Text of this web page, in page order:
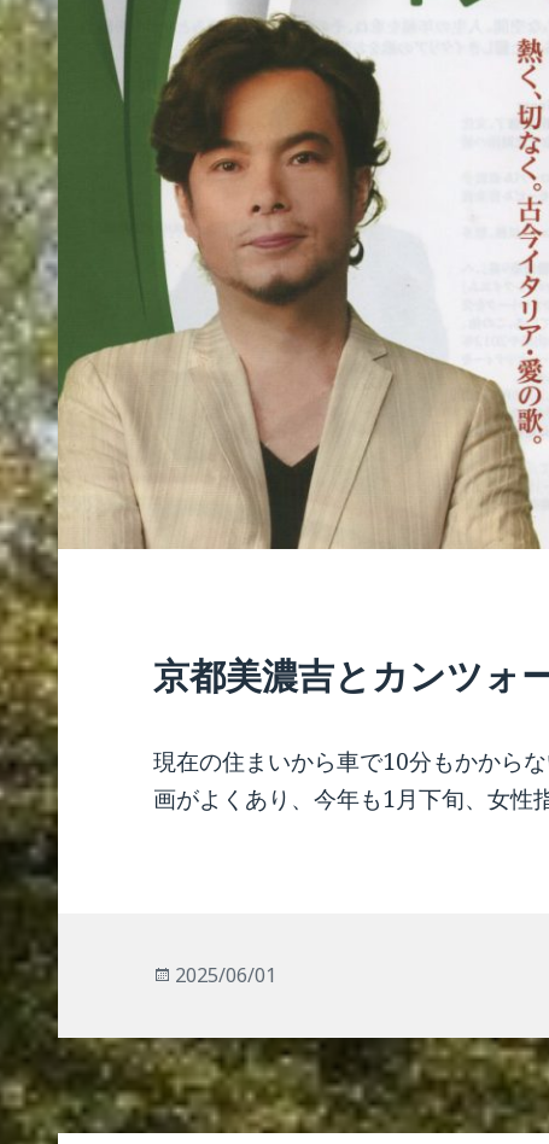
京都美濃吉とカンツォ
現在の住まいから車で10分もかから
画がよくあり、今年も1月下旬、女性
投
日:
2025/06/01